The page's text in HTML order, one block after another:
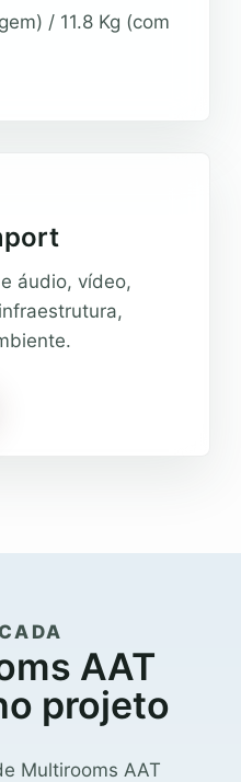
/ 11.8 Kg (com
áudio, vídeo,
AAT
projeto
Multirooms AAT